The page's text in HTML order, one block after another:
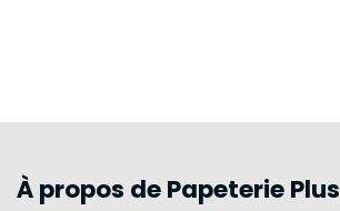
À propos de Papeterie Plus